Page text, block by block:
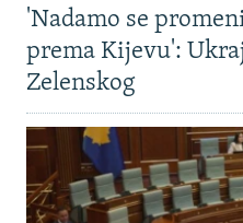
'Nadamo se
prema Kijevu':
Zelenskog